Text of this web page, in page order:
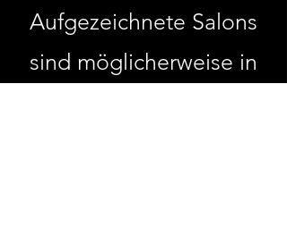
Aufgezeichnete Salons
sind möglicherweise in